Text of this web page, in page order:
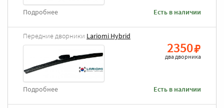
Есть в наличии
Подробнее
Передние дворники Lariomi Hybrid
2350
два дворника
Есть в наличии
Подробнее